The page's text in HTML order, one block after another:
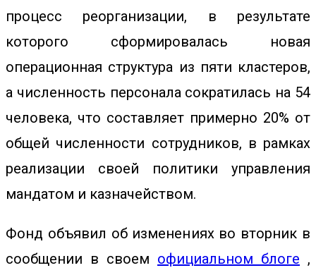
процесс реорганизации, в результате
которого сформировалась новая
операционная структура из пяти кластеров,
а численность персонала сократилась на 54
человека, что составляет примерно 20% от
общей численности сотрудников, в рамках
реализации своей политики управления
мандатом и казначейством.
Фонд объявил об изменениях во вторник в
сообщении в своем официальном блоге ,